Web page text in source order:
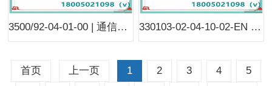
3500/92-04-01-00 | 通信模块 | 用于与使用以太网 TCP/IP 和串行 330103-02-04-10-02-EN | 3300 XL 8 mm 探头 | 传感器
首页 上一页 1 2 3 4
5